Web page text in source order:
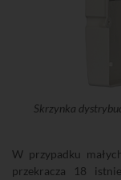
Skrzynka
W przypadku
przekracza 18